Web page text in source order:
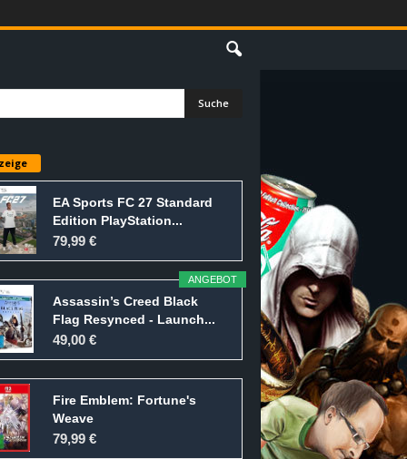
EA Sports FC 27 Standard
Edition PlayStation...
79,99 €
ANGEBOT
Assassin’s Creed Black
Flag Resynced - Launch...
49,00 €
Fire Emblem: Fortune's
Weave
79,99 €